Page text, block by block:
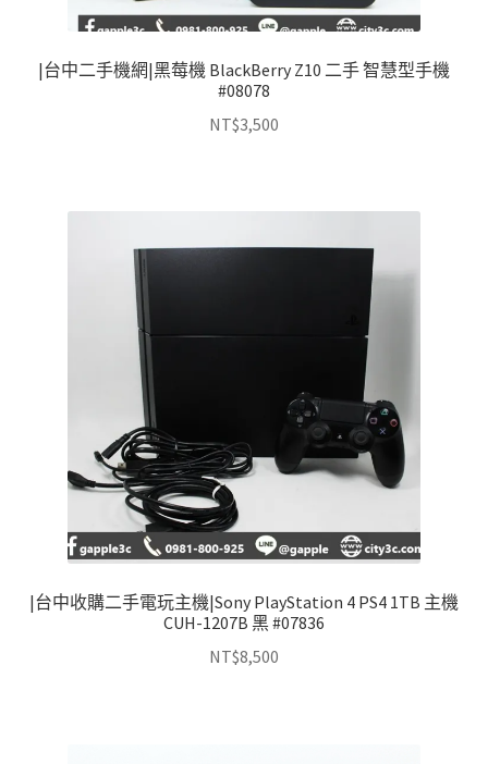
|台中二手機網|黑莓機 BlackBerry Z10 二手 智慧型手機
#08078
NT$3,500
|台中收購二手電玩主機|Sony PlayStation 4 PS4 1TB 主機
CUH-1207B 黑 #07836
NT$8,500